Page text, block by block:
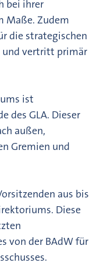
bei ihrer
Maße. Zudem
die strategischen
und vertritt primär
ist
des GLA. Dieser
außen,
Gremien und
aus bis
Diese
von der BAdW für